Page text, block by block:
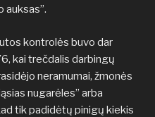
auksas”.
kontrolės buvo dar
kai trečdalis darbingų
neramumai, žmonės
nugarėles” arba
tik padidėtų pinigų kiekis